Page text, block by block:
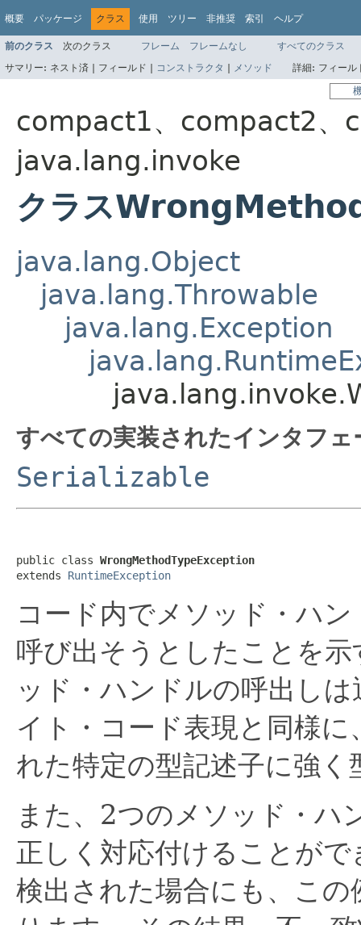
概要 パッケージ クラス 使用 ツリー 非推奨 索引 ヘルプ
前のクラス 次のクラス フレーム フレームなし
すべてのクラス
サマリー: ネスト済 | フィールド | コンストラクタ | メソッド 詳細: フィー
compact1、compact2、
java.lang.invoke
クラス
java.lang.Object
java.lang.Throwable
java.lang.Exception
すべての実装されたインタフ
Serializable
public class WrongMethodTypeException
extends RuntimeException
コード内でメソッド・ハ
呼び出そうとしたことを
ッド・ハンドルの呼出し
イト・コード表現と同様
れた特定の型記述子に強
また、2つのメソッド・ハ
正しく対応付けることが
検出された場合にも、こ